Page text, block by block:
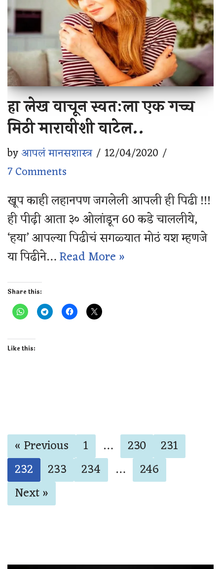
हा लेख वाचून स्वतःला एक गच्च
मिठी मारावीशी वाटेल..
byआपलं मानसशास्त्र
12/04/2020
7 Comments
खूप काही लहानपण जगलेली आपली ही पिढी !!!
ही पीढ़ी आता ३० ओलांडून 60 कडे चाललीये,
‘हया’ आपल्या पिढीचं सगळ्यात मोठं यश म्हणजे
या पिढीने…Read More »
Share this:
Like this:
« Previous 1 … 230
231
232
233 234 …
246
Next »